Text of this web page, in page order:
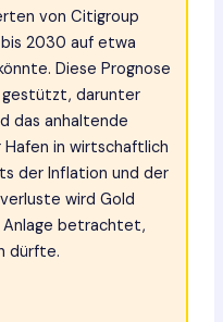
von Citigroup
2030 auf etwa
Diese Prognose
gestützt, darunter
das anhaltende
Hafen in wirtschaftlich
der Inflation und der
wird Gold
betrachtet,
dürfte.